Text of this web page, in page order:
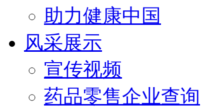
助力健康中国
风采展示
宣传视频
药品零售企业查询